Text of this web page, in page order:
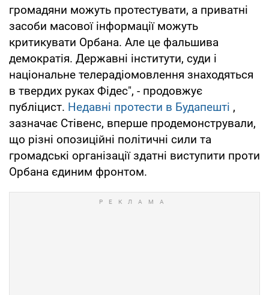
громадяни можуть протестувати, а приватні
засоби масової інформації можуть
критикувати Орбана. Але це фальшива
демократія. Державні інститути, суди і
національне телерадіомовлення знаходяться
в твердих руках Фідес", - продовжує
публіцист. Недавні протести в Будапешті ,
зазначає Стівенс, вперше продемонстрували,
що різні опозиційні політичні сили та
громадські організації здатні виступити проти
Орбана єдиним фронтом.